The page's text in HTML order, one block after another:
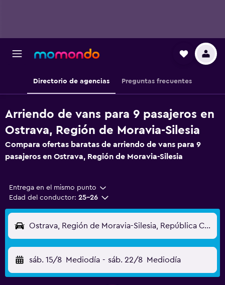
Directorio de agencias Preguntas frecuentes
Arriendo de vans para 9 pasajeros en
Ostrava, Región de Moravia-Silesia
Compara ofertas baratas de arriendo de vans para 9
pasajeros en Ostrava, Región de Moravia-Silesia
Entrega en el mismo punto
Edad del conductor: 25-26
Ostrava, Región de Moravia-Silesia, República Checa
sáb. 15/8 Mediodía - sáb. 22/8 Mediodía